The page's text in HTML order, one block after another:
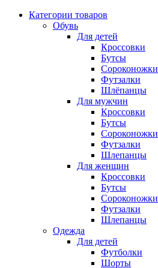
Категории товаров
Обувь
Для детей
Кроссовки
Бутсы
Сороконожки
Футзалки
Шлёпанцы
Для мужчин
Кроссовки
Бутсы
Сороконожки
Футзалки
Шлепанцы
Для женщин
Кроссовки
Бутсы
Сороконожки
Футзалки
Шлепанцы
Одежда
Для детей
Футболки
Шорты